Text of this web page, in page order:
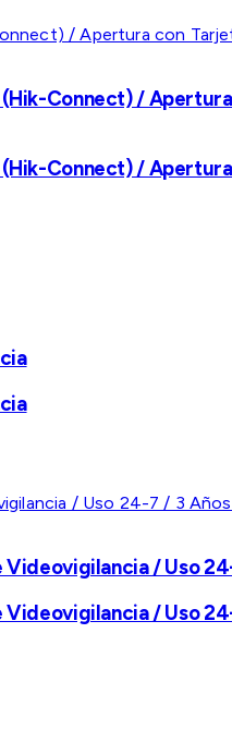
Connect) /
Connect) /
/ Uso
/ Uso